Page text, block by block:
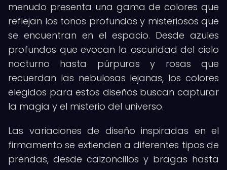
menudo presenta una gama de colores que
reflejan los tonos profundos y misteriosos que
se encuentran en el espacio. Desde azules
profundos que evocan la oscuridad del cielo
nocturno hasta púrpuras y rosas que
recuerdan las nebulosas lejanas, los colores
elegidos para estos diseños buscan capturar
la magia y el misterio del universo.
Las variaciones de diseño inspiradas en el
firmamento se extienden a diferentes tipos de
prendas, desde calzoncillos y bragas hasta